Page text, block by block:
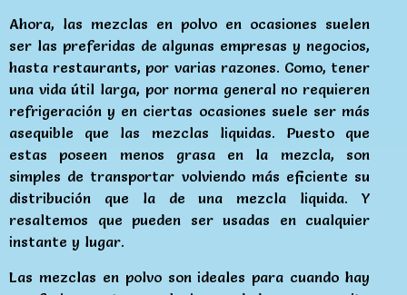
Ahora, las mezclas en polvo en ocasiones suelen
ser las preferidas de algunas empresas y negocios,
hasta restaurants, por varias razones. Como, tener
una vida útil larga, por norma general no requieren
refrigeración y en ciertas ocasiones suele ser más
asequible que las mezclas liquidas. Puesto que
estas poseen menos grasa en la mezcla, son
simples de transportar volviendo más eficiente su
distribución que la de una mezcla liquida. Y
resaltemos que pueden ser usadas en cualquier
instante y lugar.
Las mezclas en polvo son ideales para cuando hay